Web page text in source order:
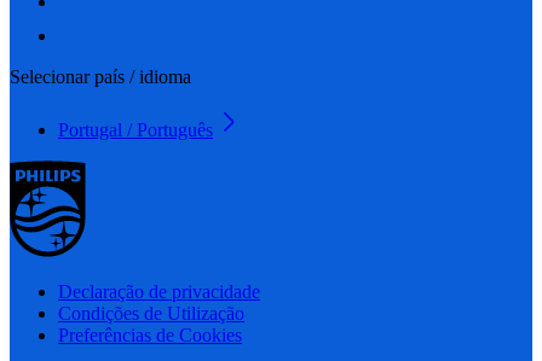
Selecionar país / idioma
Portugal / Português
Declaração de privacidade
Condições de Utilização
Preferências de Cookies